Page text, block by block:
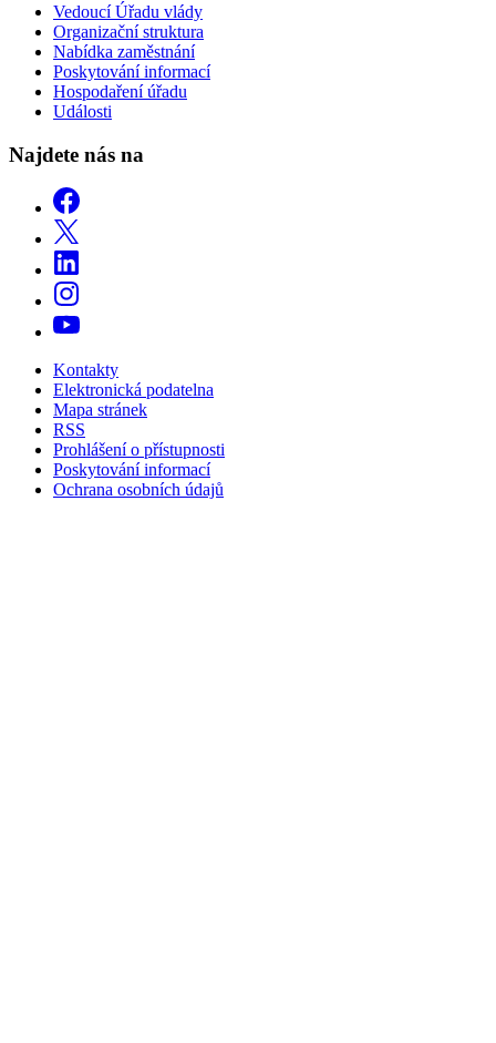
Vedoucí Úřadu vlády
Organizační struktura
Nabídka zaměstnání
Poskytování informací
Hospodaření úřadu
Události
Najdete nás na
Kontakty
Elektronická podatelna
Mapa stránek
RSS
Prohlášení o přístupnosti
Poskytování informací
Ochrana osobních údajů